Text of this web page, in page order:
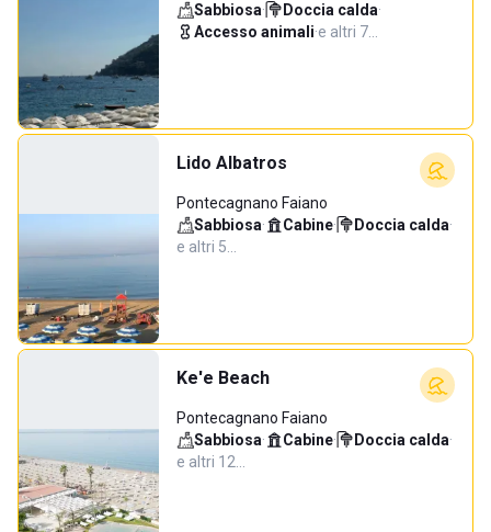
Sabbiosa· Doccia calda·
Accesso animali·e altri 7…
Lido Albatros
Pontecagnano Faiano
Sabbiosa· Cabine· Doccia calda·
e altri 5…
Ke'e Beach
Pontecagnano Faiano
Sabbiosa· Cabine· Doccia calda·
e altri 12…